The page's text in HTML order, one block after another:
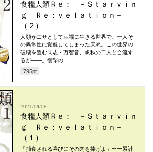
食糧人類Ｒｅ： －Ｓｔａｒｖｉｎ
ｇ Ｒｅ：ｖｅｌａｔｉｏｎ－
（２）
人類がエサとして幸福に生きる世界で、一人そ
の異常性に覚醒してしまった天沢。この世界の
破壊を望む同志・万智音、帆秋の二人と合流す
るが――。衝撃の...
795pt
2021/09/08
食糧人類Ｒｅ： －Ｓｔａｒｖｉｎ
ｇ Ｒｅ：ｖｅｌａｔｉｏｎ－
（１）
「捕食される喜びにその肉を捧げよ」ーー累計